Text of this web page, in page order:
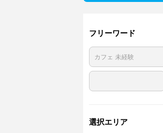
フリーワード
選択エリア